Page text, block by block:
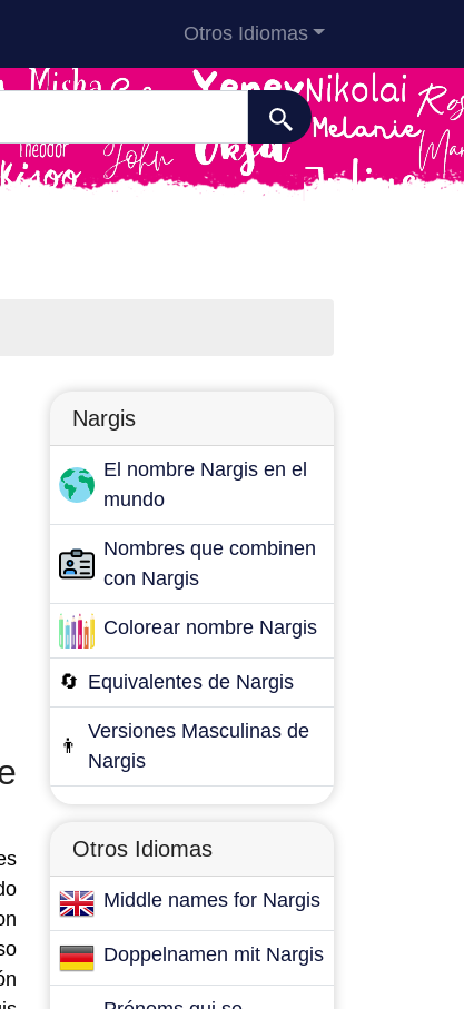
Otros Idiomas
Nargis
El nombre Nargis en el
mundo
Nombres que combinen
con Nargis
Colorear nombre Nargis
🔄 Equivalentes de Nargis
👨
Versiones Masculinas de
Nargis
Otros Idiomas
Middle names for Nargis
Doppelnamen mit Nargis